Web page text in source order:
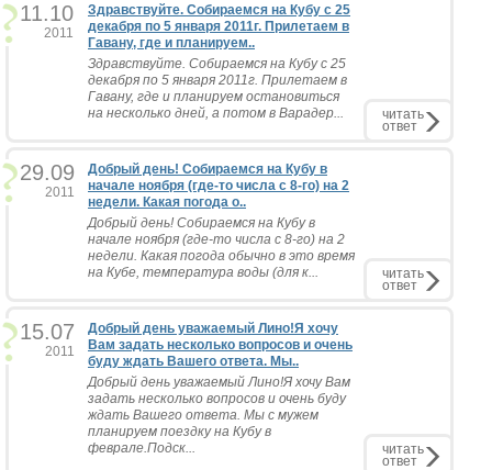
11.10
2011
Здравствуйте. Собираемся на Кубу с 25
декабря по 5 января 2011г. Прилетаем в
Гавану, где и планируем..
Здравствуйте. Собираемся на Кубу с 25
декабря по 5 января 2011г. Прилетаем в
Гавану, где и планируем остановиться
на несколько дней, а потом в Варадер...
читать
ответ
29.09
2011
Добрый день! Собираемся на Кубу в
начале ноября (где-то числа с 8-го) на 2
недели. Какая погода о..
Добрый день! Собираемся на Кубу в
начале ноября (где-то числа с 8-го) на 2
недели. Какая погода обычно в это время
на Кубе, температура воды (для к...
читать
ответ
15.07
2011
Добрый день уважаемый Лино!Я хочу
Вам задать несколько вопросов и очень
буду ждать Вашего ответа. Мы..
Добрый день уважаемый Лино!Я хочу Вам
задать несколько вопросов и очень буду
ждать Вашего ответа. Мы с мужем
планируем поездку на Кубу в
феврале.Подск...
читать
ответ